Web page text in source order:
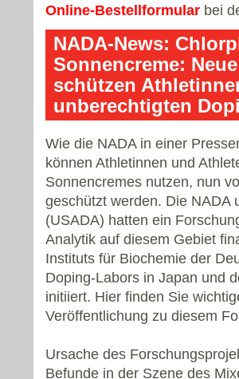
Online-Bestellformular bei
NADA-News:
Sonnencreme:
schützen
unberechtigten
Wie die NADA in einer
können Athletinnen und
Sonnencremes nutzen, nun
geschützt werden. Die NADA
(USADA) hatten ein
Analytik auf diesem Gebiet
Instituts für Biochemie der
Doping-Labors in Japan und
initiiert. Hier finden Sie
Veröffentlichung zu diesem
Ursache des
Befunde in der Szene des